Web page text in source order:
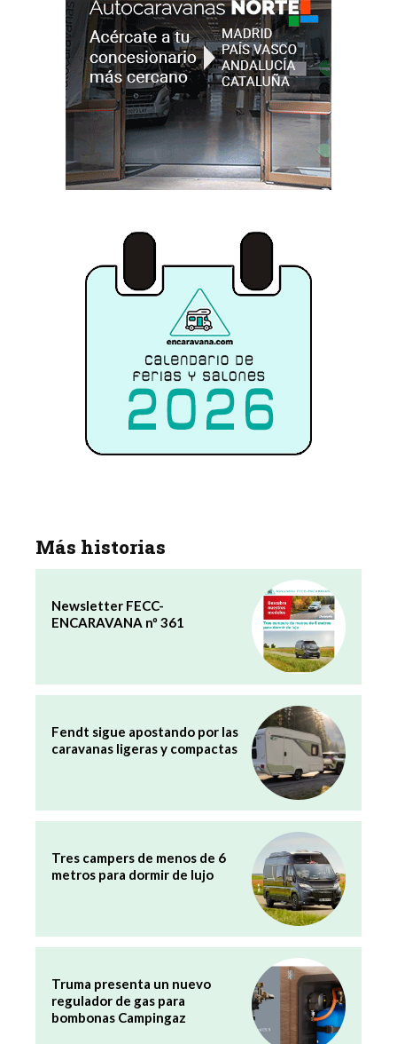
Más historias
Newsletter FECC-
ENCARAVANA nº 361
Fendt sigue apostando por las
caravanas ligeras y compactas
Tres campers de menos de 6
metros para dormir de lujo
Truma presenta un nuevo
regulador de gas para
bombonas Campingaz